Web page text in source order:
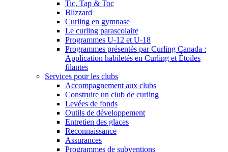
Tic, Tap & Toc
Blizzard
Curling en gymnase
Le curling parascolaire
Programmes U-12 et U-18
Programmes présentés par Curling Canada :
Application habiletés en Curling et Étoiles
filantes
Services pour les clubs
Accompagnement aux clubs
Construire un club de curling
Levées de fonds
Outils de développement
Entretien des glaces
Reconnaissance
Assurances
Programmes de subventions